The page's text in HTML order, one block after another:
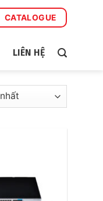
CATALOGUE
LIÊN HỆ